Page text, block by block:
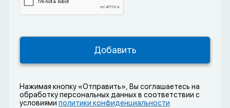
Нажимая кнопку «Отправить», Вы соглашаетесь на
обработку персональных данных в соответствии с
условиями политики конфиденциальности